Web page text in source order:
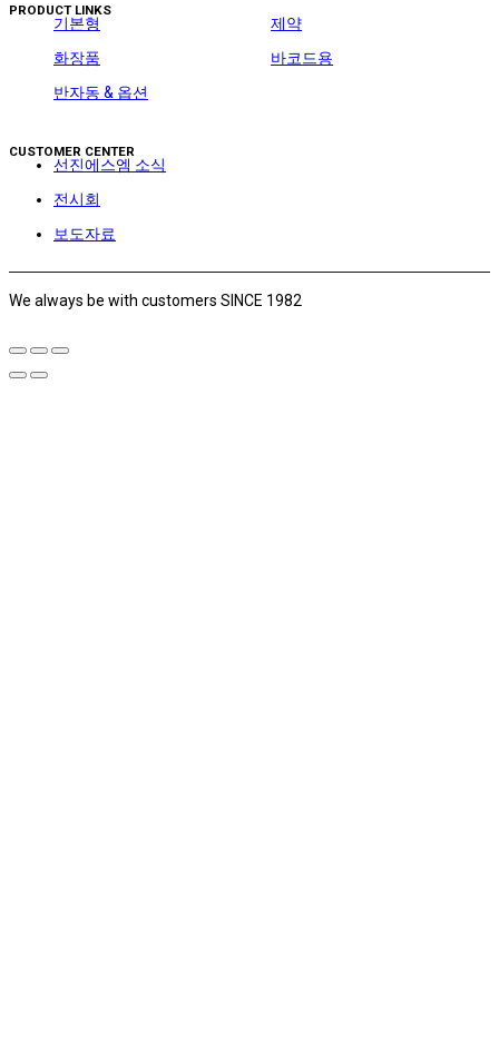
PRODUCT LINKS
기본형
제약
화장품
바코드용
반자동 & 옵션
CUSTOMER CENTER
선진에스엠 소식
전시회
보도자료
We always be with customers SINCE 1982